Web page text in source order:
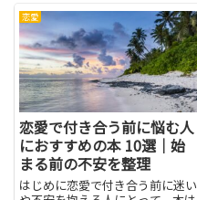
恋愛
恋愛で付き合う前に悩む人
におすすめの本 10選｜始
まる前の不安を整理
はじめに恋愛で付き合う前に迷い